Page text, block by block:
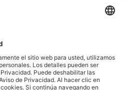
Aviso de privacidadAviso legal
boletín HUGO BOSS